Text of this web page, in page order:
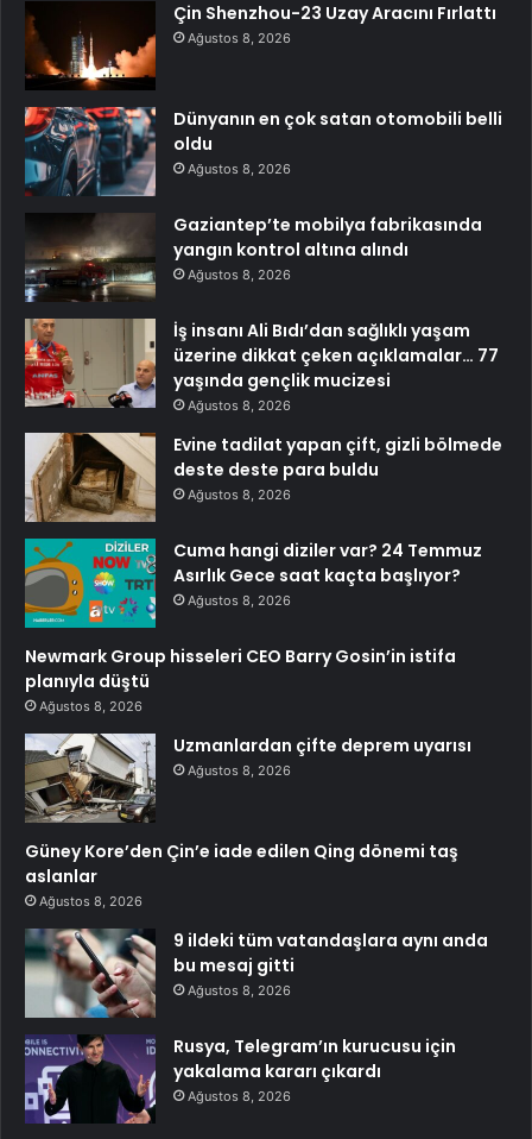
Çin Shenzhou-23 Uzay Aracını Fırlattı
Ağustos 8, 2026
Dünyanın en çok satan otomobili belli
oldu
Ağustos 8, 2026
Gaziantep’te mobilya fabrikasında
yangın kontrol altına alındı
Ağustos 8, 2026
İş insanı Ali Bıdı’dan sağlıklı yaşam
üzerine dikkat çeken açıklamalar… 77
yaşında gençlik mucizesi
Ağustos 8, 2026
Evine tadilat yapan çift, gizli bölmede
deste deste para buldu
Ağustos 8, 2026
Cuma hangi diziler var? 24 Temmuz
Asırlık Gece saat kaçta başlıyor?
Ağustos 8, 2026
Newmark Group hisseleri CEO Barry Gosin’in istifa
planıyla düştü
Ağustos 8, 2026
Uzmanlardan çifte deprem uyarısı
Ağustos 8, 2026
Güney Kore’den Çin’e iade edilen Qing dönemi taş
aslanlar
Ağustos 8, 2026
9 ildeki tüm vatandaşlara aynı anda
bu mesaj gitti
Ağustos 8, 2026
Rusya, Telegram’ın kurucusu için
yakalama kararı çıkardı
Ağustos 8, 2026